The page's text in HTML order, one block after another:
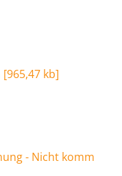
[965,47 kb]
- Nicht komm